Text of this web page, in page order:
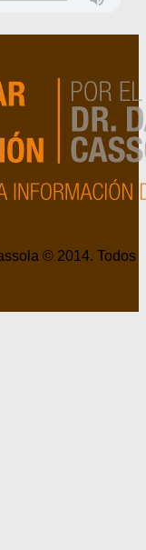
© 2014. Todos